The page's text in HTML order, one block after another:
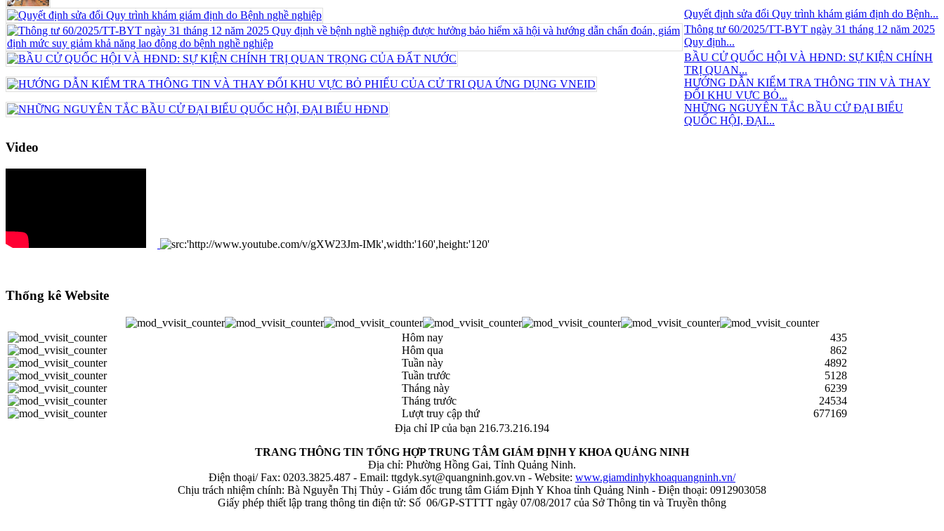
Quyết định sửa đổi Quy trình khám giám định do Bệnh...
Thông tư 60/2025/TT-BYT ngày 31 tháng 12 năm 2025
Quy định...
BẦU CỬ QUỐC HỘI VÀ HĐND: SỰ KIỆN CHÍNH
TRỊ QUAN...
HƯỚNG DẪN KIỂM TRA THÔNG TIN VÀ THAY
ĐỔI KHU VỰC BỎ...
NHỮNG NGUYÊN TẮC BẦU CỬ ĐẠI BIỂU
QUỐC HỘI, ĐẠI...
Video
Thống kê Website
Hôm nay
435
Hôm qua
862
Tuần này
4892
Tuần trước
5128
Tháng này
6239
Tháng trước
24534
Lượt truy cập thứ
677169
Địa chỉ IP của bạn 216.73.216.194
TRANG THÔNG TIN TỔNG HỢP TRUNG TÂM GIÁM ĐỊNH Y KHOA QUẢNG NINH
Địa chỉ: Phường Hồng Gai, Tỉnh Quảng Ninh.
Điện thoại/ Fax: 0203.3825.487 - Email: ttgdyk.syt@quangninh.gov.vn - Website: www.giamdinhykhoaquangninh.vn/
Chịu trách nhiệm chính: Bà Nguyễn Thị Thủy - Giám đốc trung tâm Giám Định Y Khoa tỉnh Quảng Ninh - Điện thoại: 0912903058
Giấy phép thiết lập trang thông tin điện tử: Số 06/GP-STTTT ngày 07/08/2017 của Sở Thông tin và Truyền thông